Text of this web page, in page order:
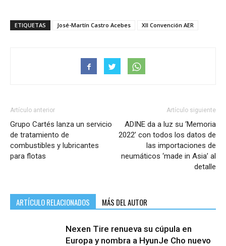
ETIQUETAS José-Martín Castro Acebes XII Convención AER
Artículo anterior
Grupo Cartés lanza un servicio
de tratamiento de
combustibles y lubricantes
para flotas
Artículo siguiente
ADINE da a luz su ‘Memoria
2022’ con todos los datos de
las importaciones de
neumáticos ‘made in Asia’ al
detalle
ARTÍCULO RELACIONADOS MÁS DEL AUTOR
Nexen Tire renueva su cúpula en
Europa y nombra a HyunJe Cho nuevo